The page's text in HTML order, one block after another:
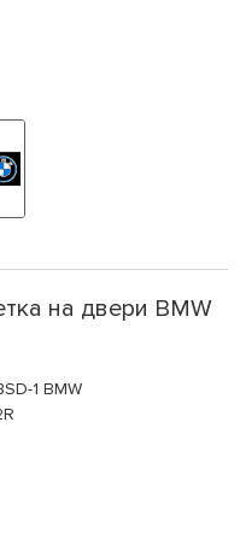
на двери BMW
1 BMW